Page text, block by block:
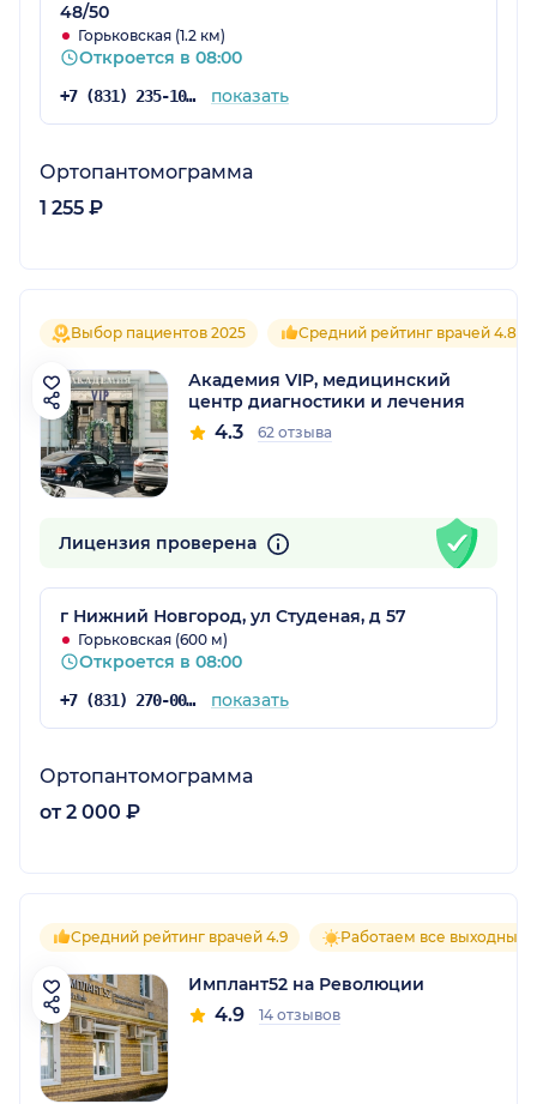
48/50
Горьковская (1.2 км)
Откроется в 08:00
+7 (831) 235-10-51 показать
Ортопантомограмма
1 255 ₽
Выбор пациентов 2025 Средний рейтинг врачей 4.8
Академия VIP, медицинский
центр диагностики и лечения
4.3 62 отзыва
Лицензия проверена
г Нижний Новгород, ул Студеная, д 57
Горьковская (600 м)
Откроется в 08:00
+7 (831) 270-00-00 показать
Ортопантомограмма
от 2 000 ₽
Средний рейтинг врачей 4.9 Работаем все выходные
Имплант52 на Революции
4.9 14 отзывов